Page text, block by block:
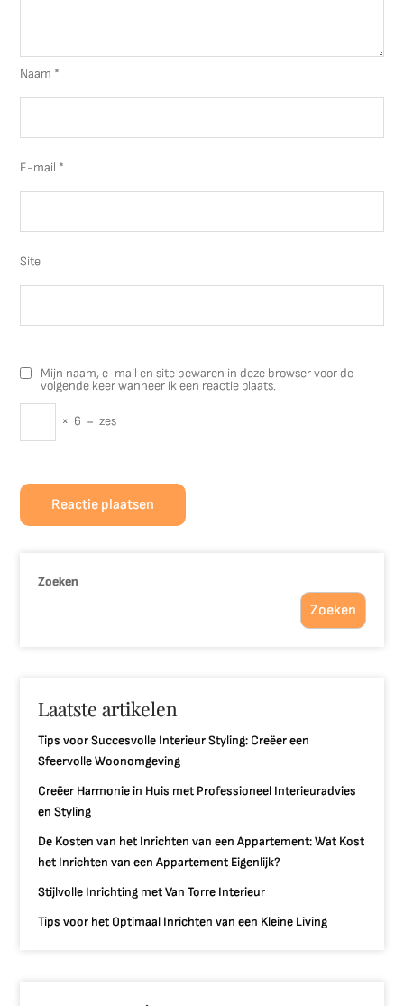
Naam *
E-mail *
Site
Mijn naam, e-mail en site bewaren in deze browser voor de
volgende keer wanneer ik een reactie plaats.
× 6 = zes
Zoeken
Zoeken
Laatste artikelen
Tips voor Succesvolle Interieur Styling: Creëer een
Sfeervolle Woonomgeving
Creëer Harmonie in Huis met Professioneel Interieuradvies
en Styling
De Kosten van het Inrichten van een Appartement: Wat Kost
het Inrichten van een Appartement Eigenlijk?
Stijlvolle Inrichting met Van Torre Interieur
Tips voor het Optimaal Inrichten van een Kleine Living